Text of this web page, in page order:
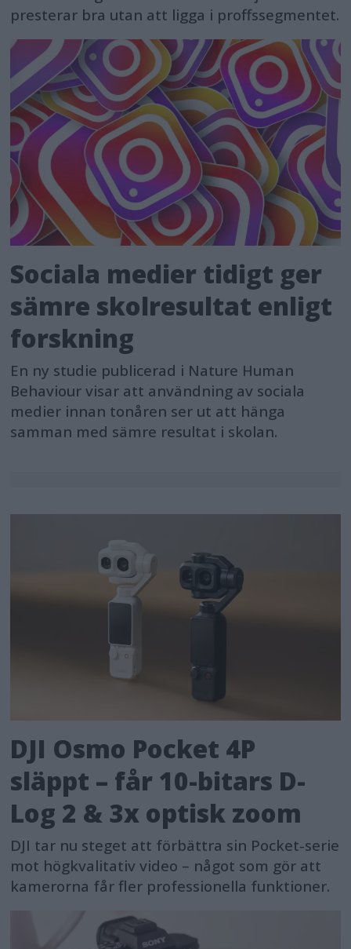
presterar bra utan att ligga i proffssegmentet.
Sociala medier tidigt ger
sämre skolresultat enligt
forskning
En ny studie publicerad i Nature Human
Behaviour visar att användning av sociala
medier innan tonåren ser ut att hänga
samman med sämre resultat i skolan.
DJI Osmo Pocket 4P
släppt – får 10-bitars D-
Log 2 & 3x optisk zoom
DJI tar nu steget att förbättra sin Pocket-serie
mot högkvalitativ video – något som gör att
kamerorna får fler professionella funktioner.